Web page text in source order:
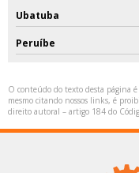
Ubatuba
Peruíbe
O conteúdo do texto desta página
mesmo citando nossos links, é
direito autoral – artigo 184 do